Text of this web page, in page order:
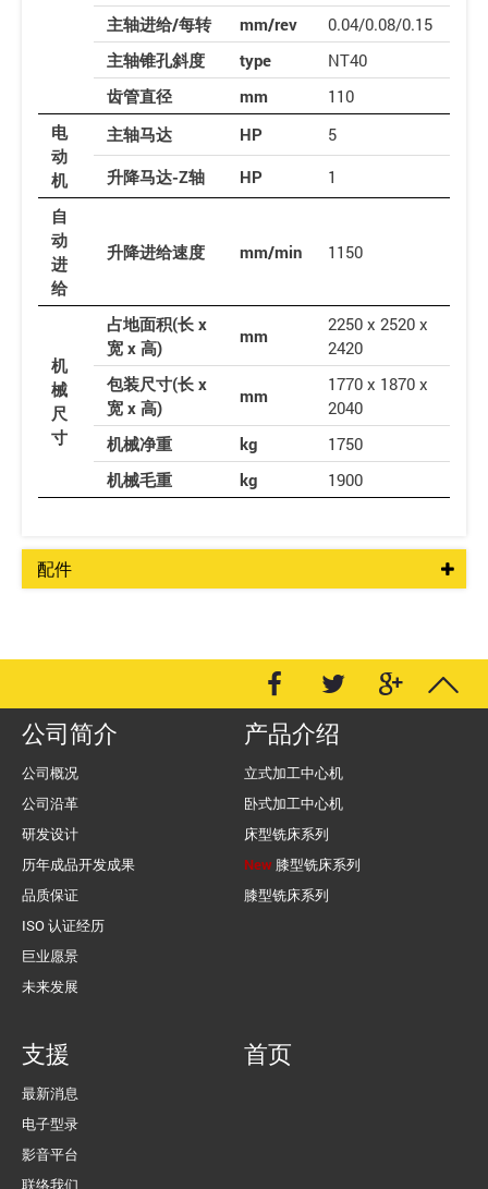
主轴进给/每转
mm/rev
0.04/0.08/0.15
主轴锥孔斜度
type
NT40
齿管直径
mm
110
电
动
机
主轴马达 HP
5
升降马达-Z轴
HP
1
自
动
进
给
升降进给速度 mm/min 1150
机
械
尺
寸
占地面积(长 x
宽 x 高)
mm
2250 x 2520 x
2420
包装尺寸(长 x
宽 x 高)
mm
1770 x 1870 x
2040
机械净重
kg
1750
机械毛重
kg 1900
配件
公司简介
公司概况
公司沿革
研发设计
历年成品开发成果
品质保证
ISO 认证经历
巨业愿景
未来发展
产品介绍
立式加工中心机
卧式加工中心机
床型铣床系列
New 膝型铣床系列
膝型铣床系列
支援
最新消息
电子型录
影音平台
联络我们
首页